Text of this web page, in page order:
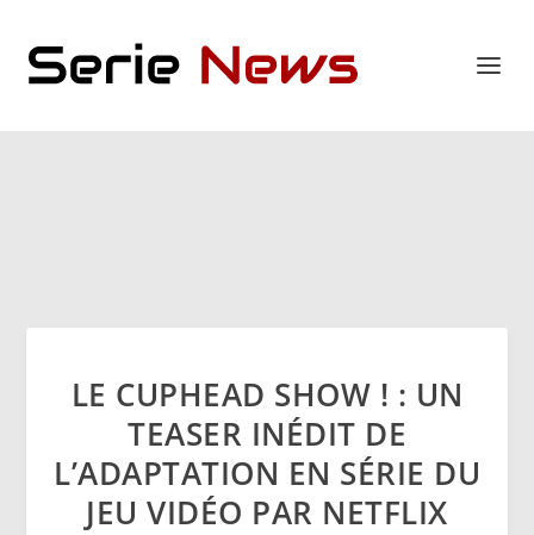
LE CUPHEAD SHOW ! : UN
TEASER INÉDIT DE
L’ADAPTATION EN SÉRIE DU
JEU VIDÉO PAR NETFLIX